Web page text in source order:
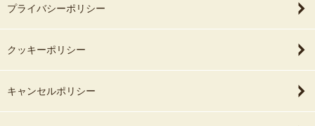
プライバシーポリシー
クッキーポリシー
キャンセルポリシー